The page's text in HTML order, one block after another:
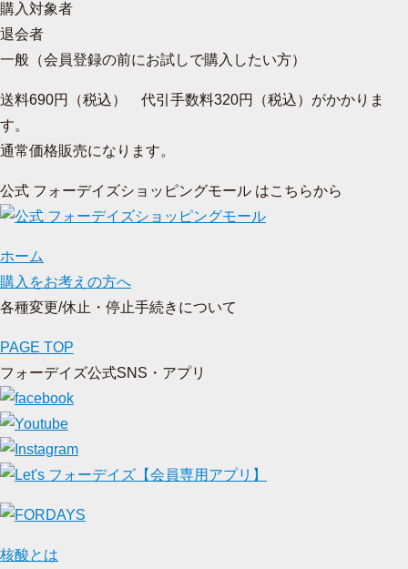
購入対象者
退会者
一般（会員登録の前にお試しで購入したい方）
送料690円（税込） 代引手数料320円（税込）がかかりま
す。
通常価格販売になります。
公式 フォーデイズショッピングモール はこちらから
ホーム
購入をお考えの方へ
各種変更/休止・停止手続きについて
PAGE TOP
フォーデイズ公式SNS・アプリ
核酸とは